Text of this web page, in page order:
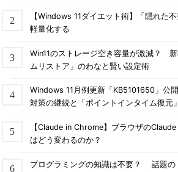
【Windows 11ダイエット術】「隠れた
軽量化する
Win11のストレージ空き容量が激減？
ムリストア」のわなと賢い設定術
Windows 11月例更新「KB5101650」公
対策の継続と「ポイントインタイム復元
【Claude in Chrome】ブラウザの
はどう変わるのか？
プログラミングの知識は不要？ 話題の